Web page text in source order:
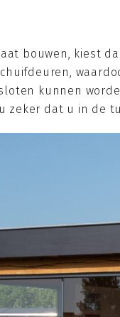
bouwen, kiest
kunnen
zeker dat u in de